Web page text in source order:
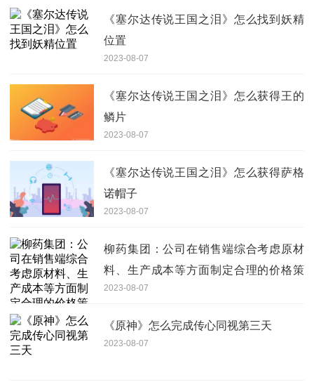
《塞尔达传说王国之泪》怎么找到妖精
位置
2023-08-07
《塞尔达传说王国之泪》怎么获得王的
鳞片
2023-08-07
《塞尔达传说王国之泪》怎么获得萨格
诺帽子
2023-08-07
柳药集团：公司在销售端综合考虑原材
料、生产成本等方面制定合理的价格策
略，目前未对公司相关产品生产经营产
2023-08-07
《原神》怎么完成传心同视第三天
2023-08-07